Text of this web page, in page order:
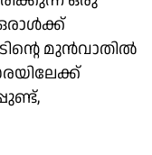
മുന്‍വാതില്‍